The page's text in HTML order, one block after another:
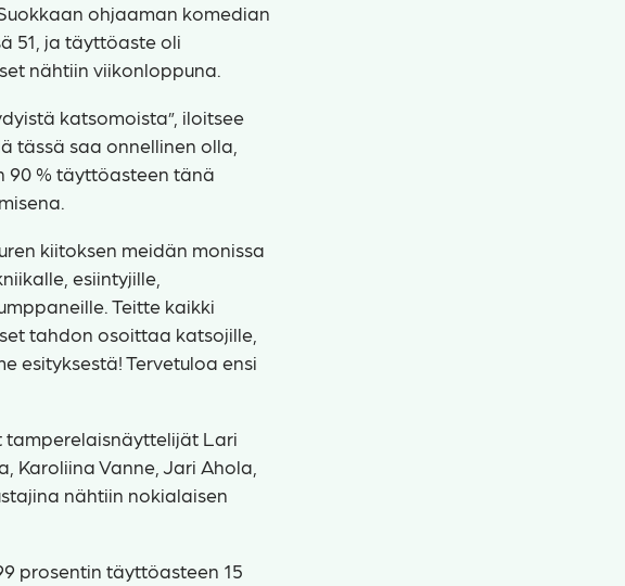
ohjaaman komedian
51, ja täyttöaste oli
nähtiin viikonloppuna.
katsomoista”, iloitsee
tässä saa onnellinen olla,
90 % täyttöasteen tänä
kiitoksen meidän monissa
esiintyjille,
Teitte kaikki
tahdon osoittaa katsojille,
esityksestä! Tervetuloa ensi
tamperelaisnäyttelijät Lari
Karoliina Vanne, Jari Ahola,
nähtiin nokialaisen
prosentin täyttöasteen 15